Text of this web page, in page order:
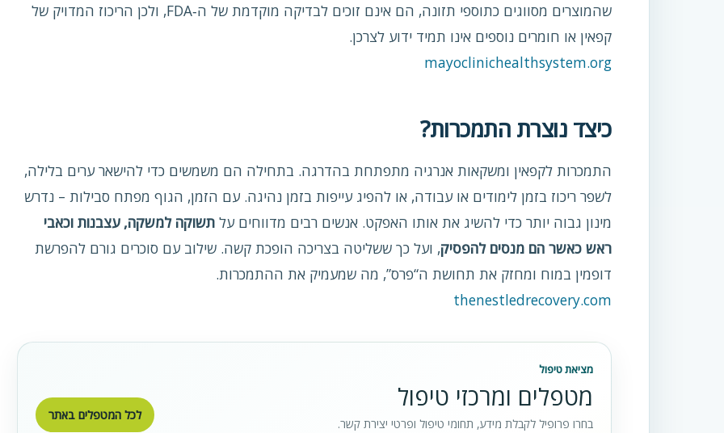
שהמוצרים מסווגים כתוספי תזונה, הם אינם זוכים לבדיקה מוקדמת של ה‑FDA, ולכן הריכוז המדויק של
קפאין או חומרים נוספים אינו תמיד ידוע לצרכן.
mayoclinichealthsystem.org
כיצד נוצרת התמכרות?
התמכרות לקפאין ומשקאות אנרגיה מתפתחת בהדרגה. בתחילה הם משמשים כדי להישאר ערים בלילה,
לשפר ריכוז בזמן לימודים או עבודה, או להפיג עייפות בזמן נהיגה. עם הזמן, הגוף מפתח סבילות – נדרש
מינון גבוה יותר כדי להשיג את אותו האפקט. אנשים רבים מדווחים על תשוקה למשקה, עצבנות וכאבי
ראש כאשר הם מנסים להפסיק, ועל כך ששליטה בצריכה הופכת קשה. שילוב עם סוכרים גורם להפרשת
דופמין במוח ומחזק את תחושת ה“פרס”, מה שמעמיק את ההתמכרות.
thenestledrecovery.com
מציאת טיפול
מטפלים ומרכזי טיפול
בחרו פרופיל לקבלת מידע, תחומי טיפול ופרטי יצירת קשר.
לכל המטפלים באתר